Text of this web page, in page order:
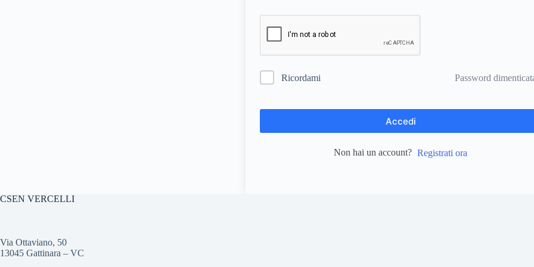
Ricordami Password
Accedi
Non hai un account? Registrati ora
CSEN VERCELLI
Via Ottaviano, 50
13045 Gattinara – VC